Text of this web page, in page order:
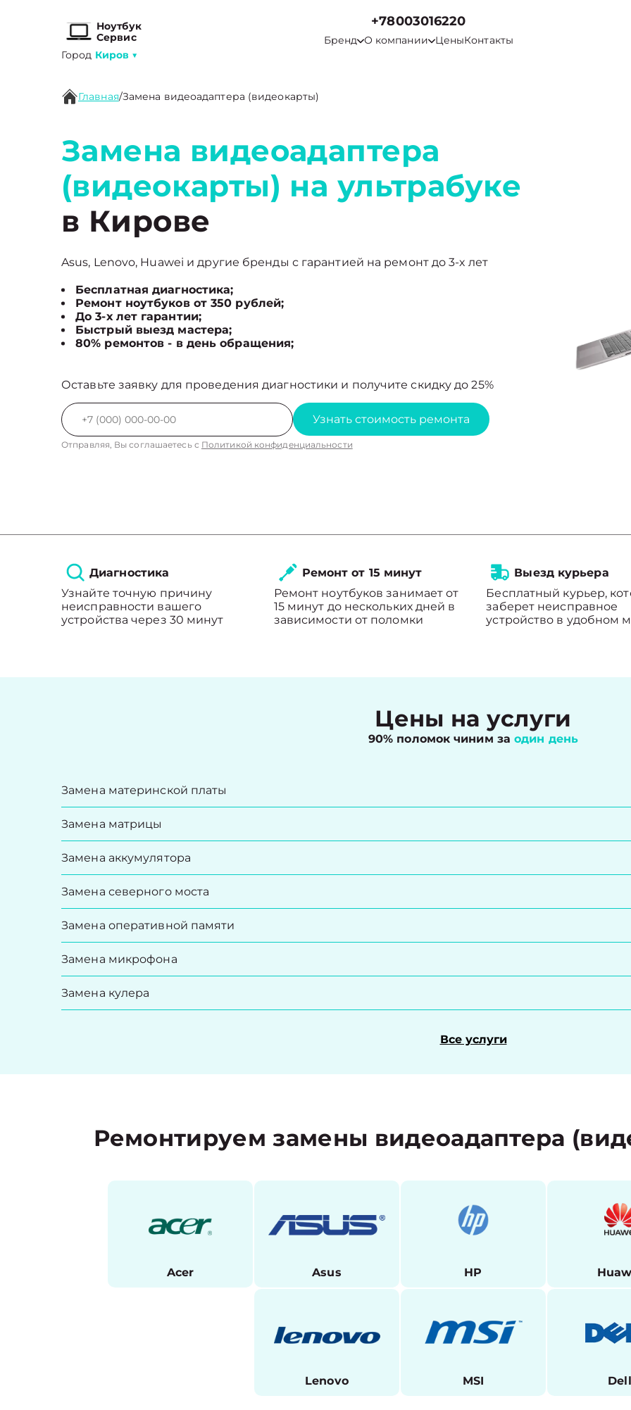
Ноутбук
Сервис
Город Киров ▼
+78003016220
Бренд О компании ЦеныКонтакты
Главная/Замена видеоадаптера (видеокарты)
Замена видеоадаптера
(видеокарты) на ультрабуке
в Кирове
Asus, Lenovo, Huawei и другие бренды с гарантией на ремонт до 3-х лет
Бесплатная диагностика;
Ремонт ноутбуков от 350 рублей;
До 3-х лет гарантии;
Быстрый выезд мастера;
80% ремонтов - в день обращения;
Оставьте заявку для проведения диагностики и получите скидку до 25%
Узнать стоимость ремонта
Отправляя, Вы соглашаетесь с Политикой конфиденциальности
Диагностика
Узнайте точную причину
неисправности вашего
устройства через 30 минут
Ремонт от 15 минут
Ремонт ноутбуков занимает от
15 минут до нескольких дней в
зависимости от поломки
Выезд курьера
Бесплатный курьер,
заберет неисправное
устройство в удобном
Цены на услуги
90% поломок чиним заодин день
Замена материнской платы
Замена матрицы
Замена аккумулятора
Замена северного моста
Замена оперативной памяти
Замена микрофона
Замена кулера
Все услуги
Ремонтируем замены видеоадаптера
Acer Asus HP
Lenovo MSI Dell